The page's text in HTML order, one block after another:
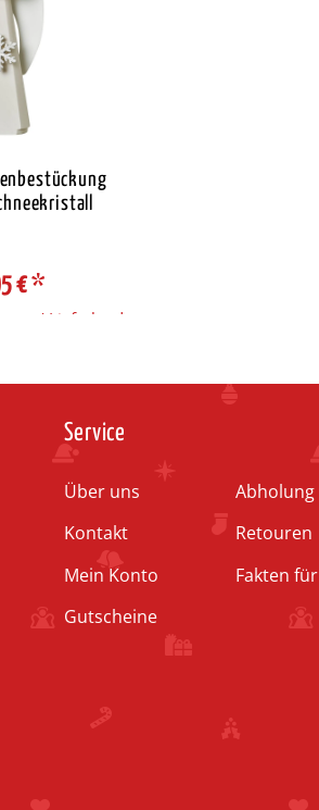
€*
/ Lieferland
Service
Über uns
Kontakt
Mein Konto
Gutscheine
Abholung
Retouren
Fakten